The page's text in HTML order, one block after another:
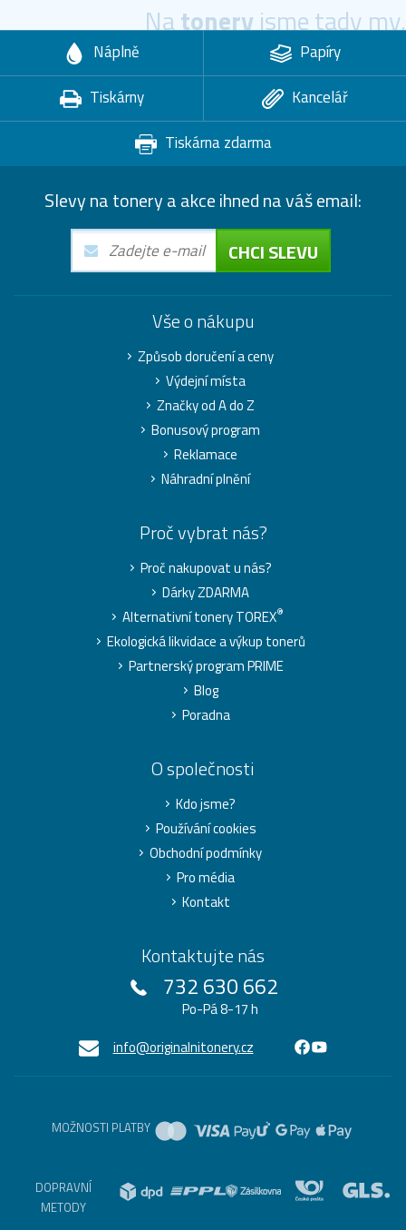
Natoneryjsme tady my.
Náplně
Papíry
Tiskárny
Kancelář
Tiskárna zdarma
Slevy na tonery a akce ihned na váš email:
CHCI SLEVU
Vše o nákupu
Způsob doručení a ceny
Výdejní místa
Značky od A do Z
Bonusový program
Reklamace
Náhradní plnění
Proč vybrat nás?
Proč nakupovat u nás?
Dárky ZDARMA
Alternativní tonery TOREX®
Ekologická likvidace a výkup tonerů
Partnerský program PRIME
Blog
Poradna
O společnosti
Kdo jsme?
Používání cookies
Obchodní podmínky
Pro média
Kontakt
Kontaktujte nás
732 630 662
Po-Pá 8-17 h
info@originalnitonery.cz
MOŽNOSTI PLATBY
DOPRAVNÍ
METODY